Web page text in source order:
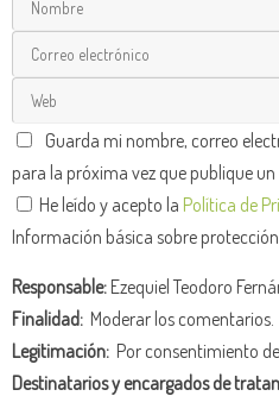
Guarda mi nombre, correo
para la próxima vez que publique
He leído y acepto la Política de
Información básica sobre
Responsable:Ezequiel Teodoro
Finalidad: Moderar los comentarios.
Legitimación: Por consentimiento
Destinatarios y encargados de